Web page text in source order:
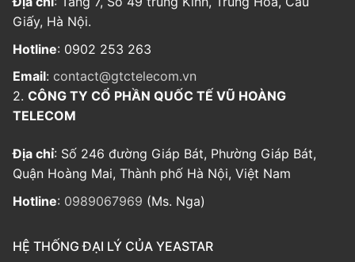
Giấy, Hà Nội.
Hotline: 0902 253 263
Email: contact@gtctelecom.vn
2. CÔNG TY CỔ PHẦN QUỐC TẾ VŨ HOÀNG
TELECOM
Địa chỉ: Số 246 đường Giáp Bát, Phường Giáp Bát,
Quận Hoàng Mai, Thành phố Hà Nội, Việt Nam
Hotline: 0989067969 (Ms. Nga)
HỆ THỐNG ĐẠI LÝ CỦA YEASTAR